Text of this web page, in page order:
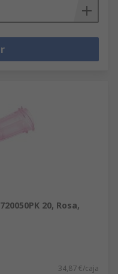
20, Rosa,
34,87 €/caja